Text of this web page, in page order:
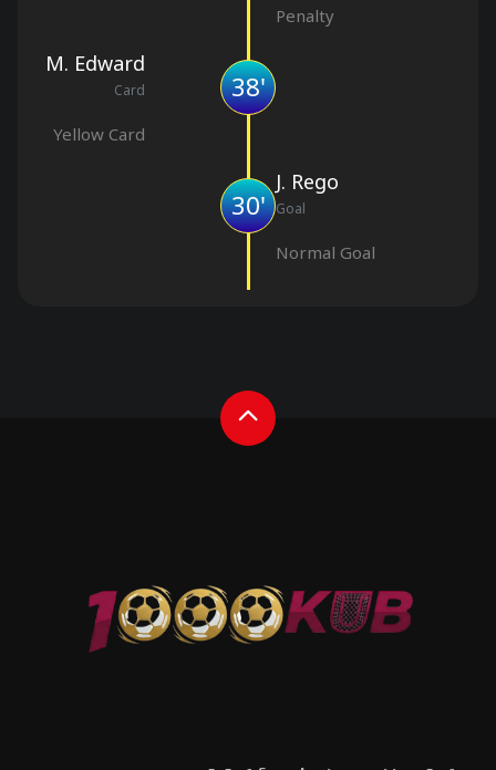
Penalty
38'
M. Edward
Card
Yellow Card
30'
J. Rego
Goal
Normal Goal